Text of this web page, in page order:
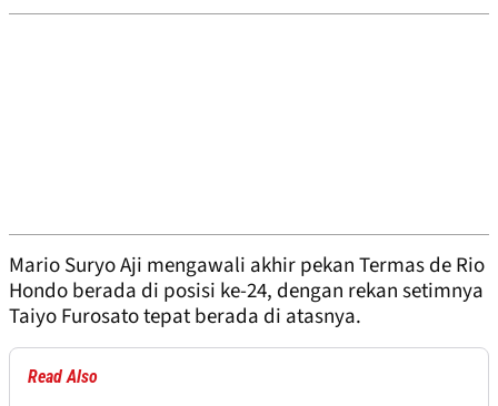
Mario Suryo Aji mengawali akhir pekan Termas de Rio
Hondo berada di posisi ke-24, dengan rekan setimnya
Taiyo Furosato tepat berada di atasnya.
Read Also